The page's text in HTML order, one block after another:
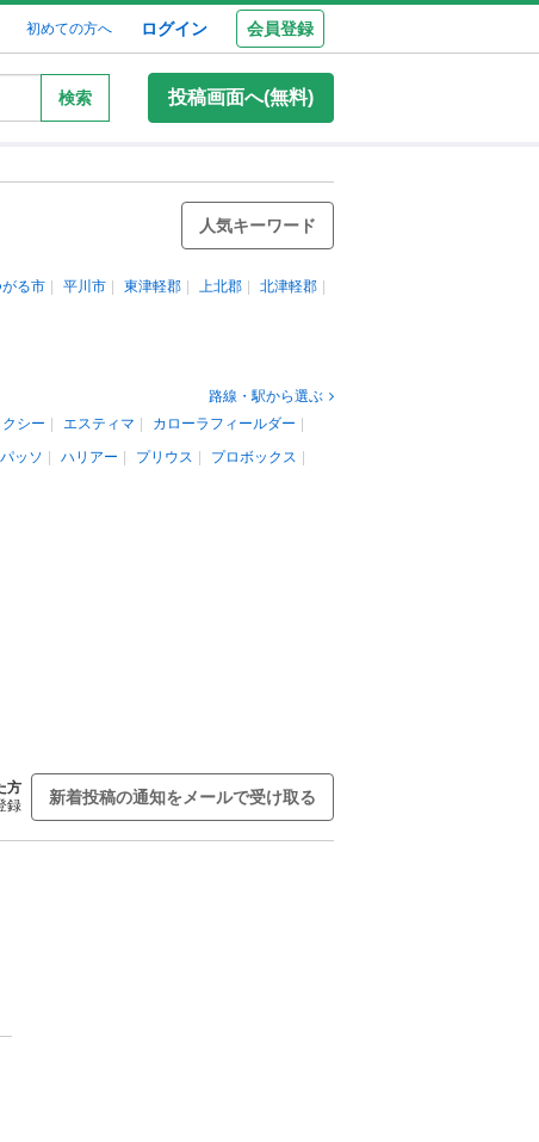
初めての方へ ログイン 会員登録
検索 投稿画面へ(無料)
人気キーワード
る市 平川市 東津軽郡 上北郡
北津軽郡
路線・駅から選ぶ
シー エスティマ
カローラフィールダー
パッソ ハリアー プリウス
プロボックス
方
録
新着投稿の通知をメールで受け取る